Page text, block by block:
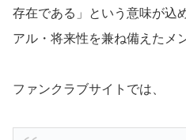
存在である」という意味が込
アル・将来性を兼ね備えたメ
ファンクラブサイトでは、